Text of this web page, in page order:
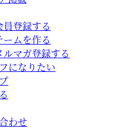
員登録する
ームを作る
ルマガ登録する
になりたい
わせ